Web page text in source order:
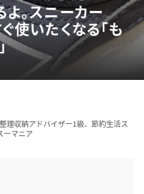
。スニーカー
使いたくなる「も
理収納アドバイザー1級、節約生活ス
ーマニア